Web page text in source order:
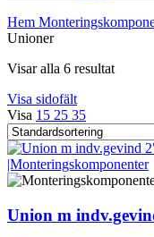
Hem
Unioner
Visar alla 6 resultat
Visa sidofält
Visa 15 25 35
Union m